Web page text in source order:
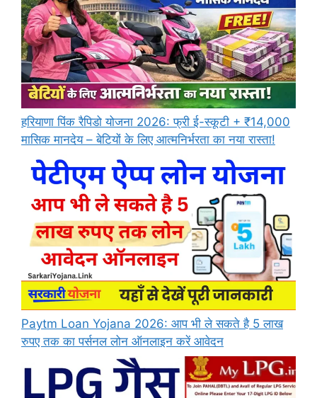
हरियाणा पिंक रैपिडो योजना 2026: फ्री ई-स्कूटी + ₹14,000
मासिक मानदेय – बेटियों के लिए आत्मनिर्भरता का नया रास्ता!
Paytm Loan Yojana 2026: आप भी ले सकते है 5 लाख
रुपए तक का पर्सनल लोन ऑनलाइन करें आवेदन